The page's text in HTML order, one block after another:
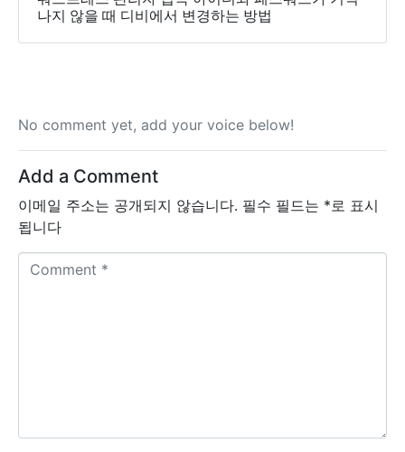
나지 않을 때 디비에서 변경하는 방법
No comment yet, add your voice below!
Add a Comment
이메일 주소는 공개되지 않습니다. 필수 필드는 * 로 표시
됩니다